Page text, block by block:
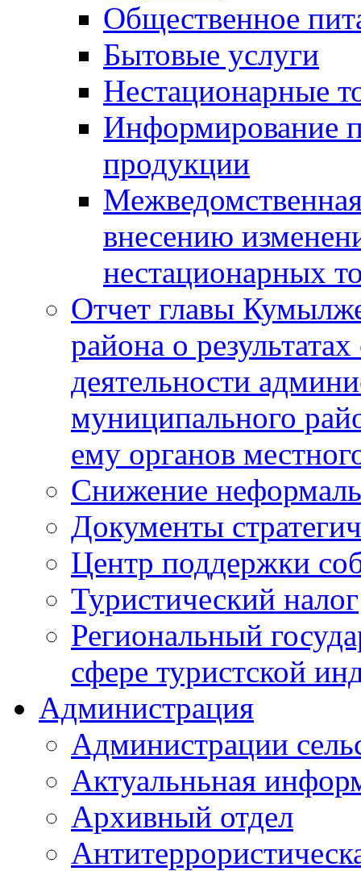
Общественное
Бытовые услуги
Нестационарные
Информирование
продукции
внесению
нестационарных
Отчет главы
района о
деятельности
муниципального
ему органов
Снижение
Документы
Центр поддержки
Туристический налог
Региональный
сфере туристской
Администрация
Администрации
Актуальньная
Архивный отдел